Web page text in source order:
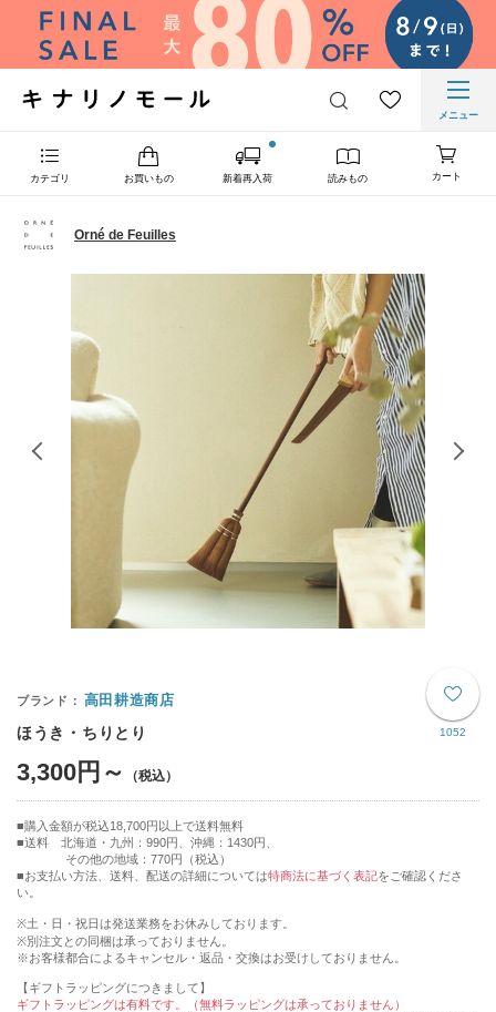
メニュー
カテゴリ お買いもの 新着再入荷 読みもの カート
Orné de Feuilles
1052
高田耕造商店
ほうき・ちりとり
3,300円～
購入金額が税込18,700円以上で送料無料
送料 北海道・九州：990円、沖縄：1430円、
その他の地域：770円（税込）
■お支払い方法、送料、配送の詳細については特商法に基づく表記をご確認くださ
い。
※土・日・祝日は発送業務をお休みしております。
※別注文との同梱は承っておりません。
※お客様都合によるキャンセル・返品・交換はお受けしておりません。
【ギフトラッピングにつきまして】
ギフトラッピングは有料です。（無料ラッピングは承っておりません）